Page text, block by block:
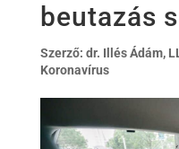
beutazás
Szerző: dr. Illés Ádám,
Koronavírus